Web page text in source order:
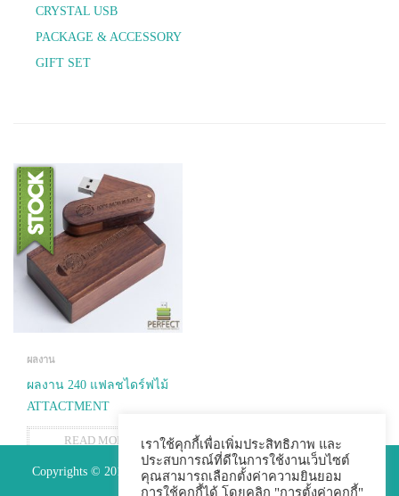
CRYSTAL USB
PACKAGE & ACCESSORY
GIFT SET
ผลงาน
ผลงาน 240 แฟลชไดร์ฟไม้
ATTACTMENT
READ MORE
Copyrights © 2015 Premium Perfect Co.,ltd. All Rights Reserved.
เราใช้คุกกี้เพื่อเพิ่มประสิทธิภาพ และ
ประสบการณ์ที่ดีในการใช้งานเว็บไซต์
คุณสามารถเลือกตั้งค่าความยินยอม
การใช้คุกกี้ได้ โดยคลิก "การตั้งค่าคุกกี้"